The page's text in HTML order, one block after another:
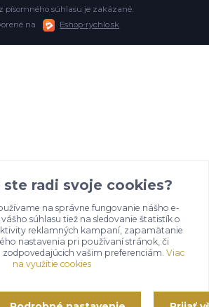
písomného súhlasu je zakázané.
na
Eshop-rychlo.sk
ste radi svoje cookies?
na správne fungovanie nášho e-
súhlasu tiež na sledovanie štatistík o
reklamných kampaní, zapamätanie
nastavenia pri používaní stránok, či
vašim preferenciám. Viac
na využitie cookies